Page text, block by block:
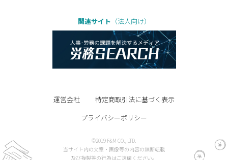
関連サイト （法人向け）
運営会社
特定商取引法に基づく表示
プライバシーポリシー
©2019 F&M CO., LTD.
当サイト内の文章・画像等の内容の無断転載
及び複製等の行為はご遠慮ください。